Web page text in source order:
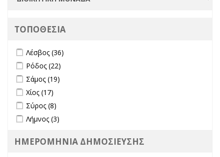
ΤΟΠΟΘΕΣΙΑ
Apply Λέσβος filter
Λέσβος (36)
Apply Ρόδος filter
Ρόδος (22)
Apply Σάμος filter
Σάμος (19)
Apply Χίος filter
Χίος (17)
Apply Σύρος filter
Σύρος (8)
Apply Λήμνος filter
Λήμνος (3)
ΗΜΕΡΟΜΗΝΙΑ ΔΗΜΟΣΙΕΥΣΗΣ